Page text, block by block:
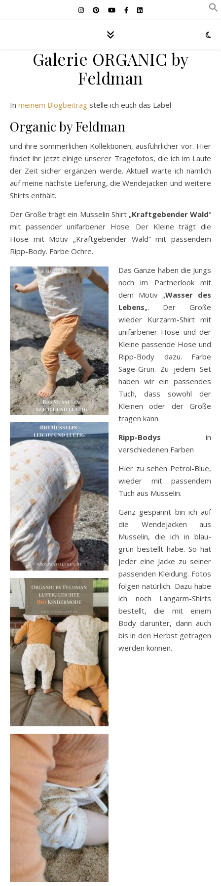
Galerie ORGANIC by
Feldman
In meinem Blogbeitrag stelle ich euch das Label
Organic by Feldman
und ihre sommerlichen Kollektionen, ausführlicher vor. Hier
findet ihr jetzt einige unserer Tragefotos, die ich im Laufe
der Zeit sicher ergänzen werde. Aktuell warte ich nämlich
auf meine nächste Lieferung, die Wendejacken und weitere
Shirts enthält.
Der Große trägt ein Musselin Shirt „Kraftgebender Wald“
mit passender unifarbener Hose. Der Kleine trägt die
Hose mit Motiv „Kraftgebender Wald“ mit passendem
Ripp-Body. Farbe Ochre.
Das Ganze haben die Jungs
noch im Partnerlook mit
dem Motiv „Wasser des
Lebens„. Der Große
wieder Kurzarm-Shirt mit
unifarbener Hose und der
Kleine passende Hose und
Ripp-Body dazu. Farbe
Sage-Grün. Zu jedem Set
haben wir ein passendes
Tuch, dass sowohl der
Kleinen oder der Große
tragen kann.
Ripp-Bodys in
verschiedenen Farben
Hier zu sehen Petrol-Blue,
wieder mit passendem
Tuch aus Musselin.
Ganz gespannt bin ich auf
die Wendejacken aus
Musselin, die ich in blau-
grün bestellt habe. So hat
jeder eine Jacke zu seiner
passenden Kleidung. Fotos
folgen natürlich. Dazu habe
ich noch Langarm-Shirts
bestellt, die mit einem
Body darunter, dann auch
bis in den Herbst getragen
werden können.